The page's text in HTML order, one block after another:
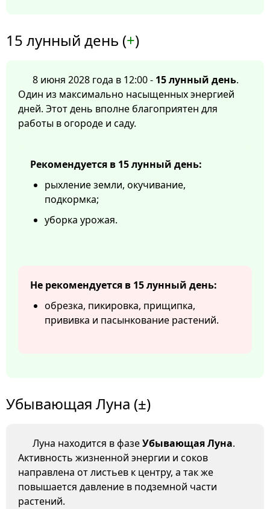
15 лунный день (+)
8 июня 2028 года в 12:00 - 15 лунный день.
Один из максимально насыщенных энергией
дней. Этот день вполне благоприятен для
работы в огороде и саду.
Рекомендуется в 15 лунный день:
рыхление земли, окучивание,
подкормка;
уборка урожая.
Не рекомендуется в 15 лунный день:
обрезка, пикировка, прищипка,
прививка и пасынкование растений.
Убывающая Луна (±)
Луна находится в фазеУбывающая Луна.
Активность жизненной энергии и соков
направлена от листьев к центру, а так же
повышается давление в подземной части
растений.